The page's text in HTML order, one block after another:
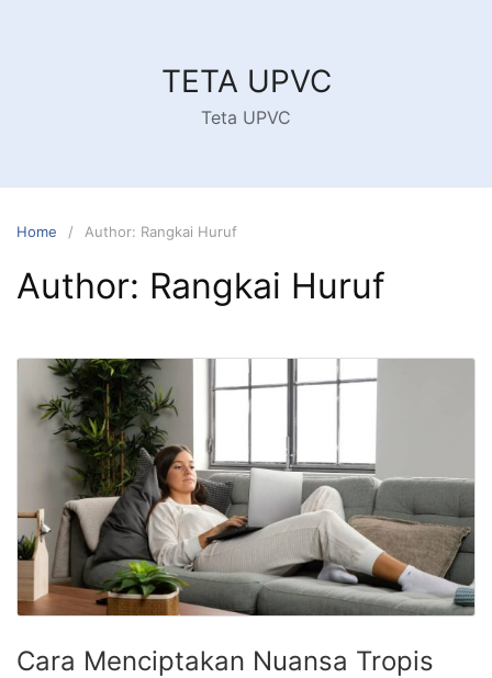
TETA UPVC
Teta UPVC
Home Author: Rangkai Huruf
Author: Rangkai Huruf
Cara Menciptakan Nuansa Tropis